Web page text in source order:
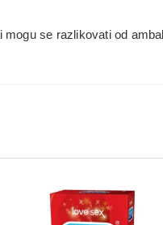
se razlikovati od